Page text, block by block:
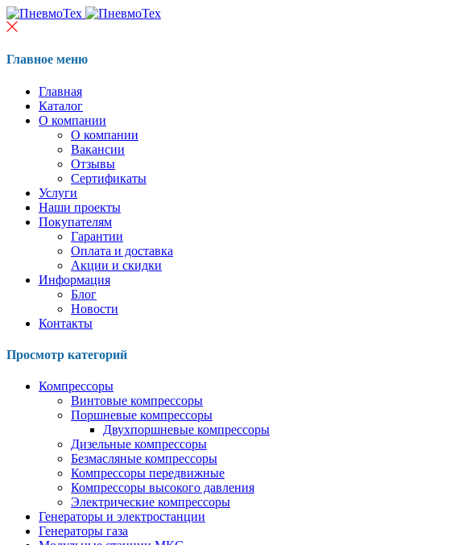
Главное меню
Главная
Каталог
О компании
О компании
Вакансии
Отзывы
Сертификаты
Услуги
Наши проекты
Покупателям
Гарантии
Оплата и доставка
Акции и скидки
Информация
Блог
Новости
Контакты
Просмотр категорий
Компрессоры
Винтовые компрессоры
Поршневые компрессоры
Двухпоршневые компрессоры
Дизельные компрессоры
Безмасляные компрессоры
Компрессоры передвижные
Компрессоры высокого давления
Электрические компрессоры
Генераторы и электростанции
Генераторы газа